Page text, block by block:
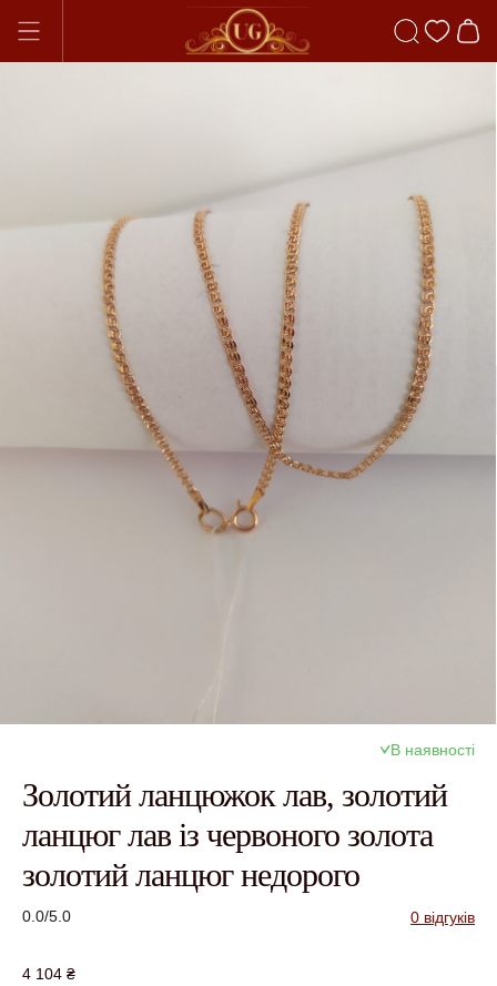
В наявності
Золотий ланцюжок лав, золотий
ланцюг лав із червоного золота
золотий ланцюг недорого
0.0/5.0 0 відгуків
4 104 ₴